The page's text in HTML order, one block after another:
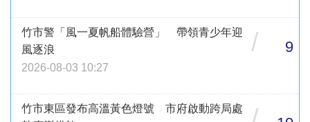
竹市警「風一夏帆船體驗營」 帶領青少年迎
風逐浪
2026-08-03 10:27
/ 9
竹市東區發布高溫黃色燈號 市府啟動跨局處